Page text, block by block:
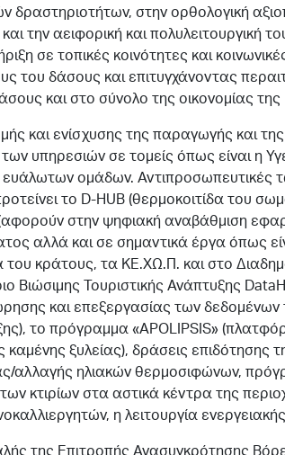
δραστηριοτήτων, στην ορθολογική
την αειφορική και πολυλειτουργική
σε τοπικές κοινότητες και
του δάσους και επιτυγχάνοντας
και στο σύνολο της οικονομίας
και ενίσχυσης της παραγωγής και της
υπηρεσιών σε τομείς όπως είναι η
ομάδων. Αντιπροσωπευτικές
το D-HUB (θερμοκοιτίδα του
στην ψηφιακή αναβάθμιση
αλλά και σε σημαντικά έργα όπως
κράτους, τα ΚΕ.ΧΩ.Π. και στο
Βιώσιμης Τουριστικής Ανάπτυξης
και επεξεργασίας των δεδομένων
το πρόγραμμα «APOLIPSIS»
ξυλείας), δράσεις επιδότησης
αλλαγής ηλιακών θερμοσιφώνων,
κτιρίων στα αστικά κέντρα της
η λειτουργία
της Επιτροπής Ανασυγκρότησης